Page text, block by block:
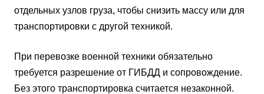
отдельных узлов груза, чтобы снизить массу или для
транспортировки с другой техникой.
При перевозке военной техники обязательно
требуется разрешение от ГИБДД и сопровождение.
Без этого транспортировка считается незаконной.